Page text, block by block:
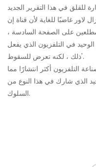
للقلق في هذا التقرير الجديد
لاور غاضبًا للغاية لأن قناة إن
على الصفحة السادسة ،
في التلفزيون الذي يفعل
ذلك ، لكنه تعرض للسقوط'.
التلفزيون أكثر انتشارًا مما
الذي شارك في هذا النوع من
السلوك.